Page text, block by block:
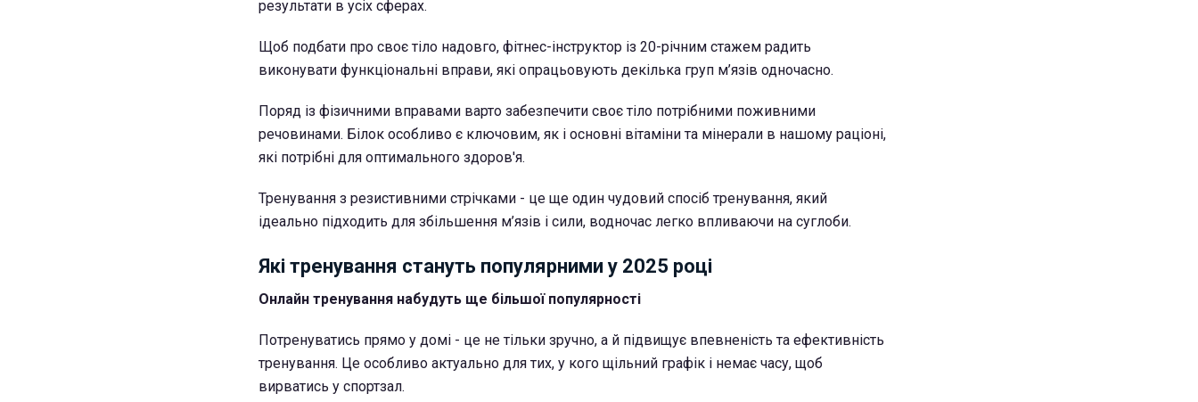
результати в усіх сферах.
Щоб подбати про своє тіло надовго, фітнес-інструктор із 20-річним стажем радить
виконувати функціональні вправи, які опрацьовують декілька груп м’язів одночасно.
Поряд із фізичними вправами варто забезпечити своє тіло потрібними поживними
речовинами. Білок особливо є ключовим, як і основні вітаміни та мінерали в нашому раціоні,
які потрібні для оптимального здоров'я.
Тренування з резистивними стрічками - це ще один чудовий спосіб тренування, який
ідеально підходить для збільшення м’язів і сили, водночас легко впливаючи на суглоби.
Які тренування стануть популярними у 2025 році
Онлайн тренування набудуть ще більшої популярності
Потренуватись прямо у домі - це не тільки зручно, а й підвищує впевненість та ефективність
тренування. Це особливо актуально для тих, у кого щільний графік і немає часу, щоб
вирватись у спортзал.